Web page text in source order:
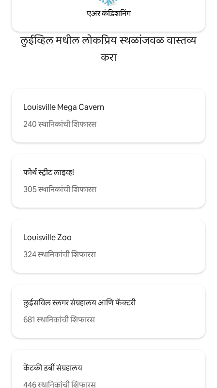
डाउनटाउन किंवा चर्चिल डाउन्सपासून 5 -10
आहे.
एअर कंडिशनिंग
लुईव्हिल मधील लोकप्रिय स्थळांजवळ वास्तव्य
करा
Louisville Mega Cavern
240 स्थानिकांची शिफारस
फोर्थ स्ट्रीट लाइव्ह!
305 स्थानिकांची शिफारस
Louisville Zoo
324 स्थानिकांची शिफारस
लुईसविल स्लगर संग्रहालय आणि फॅक्टरी
681 स्थानिकांची शिफारस
केंटकी डर्बी संग्रहालय
446 स्थानिकांची शिफारस